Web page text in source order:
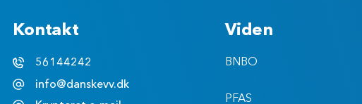
Kontakt
56144242
info@danskevv.dk
Viden
BNBO
PFAS